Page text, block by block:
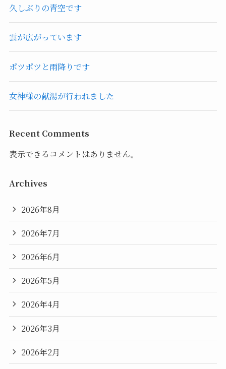
久しぶりの青空です
雲が広がっています
ポツポツと雨降りです
女神様の献湯が行われました
Recent Comments
表示できるコメントはありません。
Archives
2026年8月
2026年7月
2026年6月
2026年5月
2026年4月
2026年3月
2026年2月